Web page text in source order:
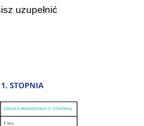
uzupełnić